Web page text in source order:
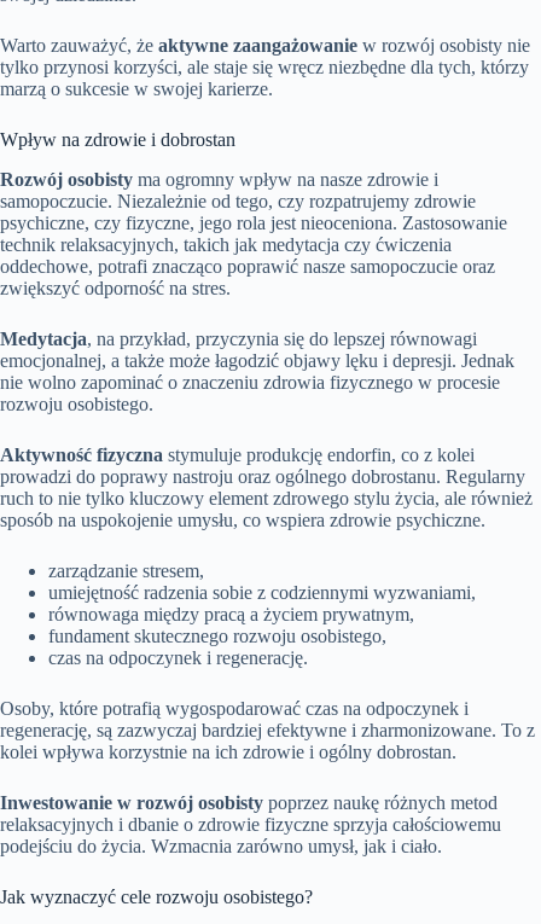
Warto zauważyć, że aktywne zaangażowanie w rozwój osobisty nie
tylko przynosi korzyści, ale staje się wręcz niezbędne dla tych, którzy
marzą o sukcesie w swojej karierze.
Wpływ na zdrowie i dobrostan
Rozwój osobisty ma ogromny wpływ na nasze zdrowie i
samopoczucie. Niezależnie od tego, czy rozpatrujemy zdrowie
psychiczne, czy fizyczne, jego rola jest nieoceniona. Zastosowanie
technik relaksacyjnych, takich jak medytacja czy ćwiczenia
oddechowe, potrafi znacząco poprawić nasze samopoczucie oraz
zwiększyć odporność na stres.
Medytacja, na przykład, przyczynia się do lepszej równowagi
emocjonalnej, a także może łagodzić objawy lęku i depresji. Jednak
nie wolno zapominać o znaczeniu zdrowia fizycznego w procesie
rozwoju osobistego.
Aktywność fizyczna stymuluje produkcję endorfin, co z kolei
prowadzi do poprawy nastroju oraz ogólnego dobrostanu. Regularny
ruch to nie tylko kluczowy element zdrowego stylu życia, ale również
sposób na uspokojenie umysłu, co wspiera zdrowie psychiczne.
zarządzanie stresem,
umiejętność radzenia sobie z codziennymi wyzwaniami,
równowaga między pracą a życiem prywatnym,
fundament skutecznego rozwoju osobistego,
czas na odpoczynek i regenerację.
Osoby, które potrafią wygospodarować czas na odpoczynek i
regenerację, są zazwyczaj bardziej efektywne i zharmonizowane. To z
kolei wpływa korzystnie na ich zdrowie i ogólny dobrostan.
Inwestowanie w rozwój osobisty poprzez naukę różnych metod
relaksacyjnych i dbanie o zdrowie fizyczne sprzyja całościowemu
podejściu do życia. Wzmacnia zarówno umysł, jak i ciało.
Jak wyznaczyć cele rozwoju osobistego?